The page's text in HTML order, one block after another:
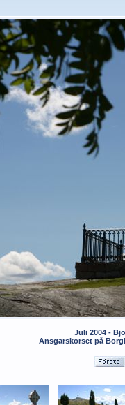
Juli 2004 -
Ansgarskorset på